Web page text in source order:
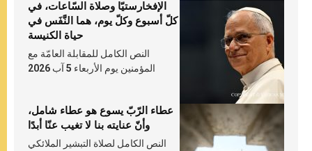
الإفخارستيّا وصلاة السّاعات، في
كلّ أسبوع وكلّ يوم، هما النَّفَس في
حياة الكنيسة
النص الكامل للمقابلة العامّة مع
المؤمنين يوم الأربعاء 5 آب 2026
عطاء الرّبّ يسوع هو عطاء شامل،
وأنّ عنايته بنا لا تغيب عنّا أبدًا
النص الكامل لصلاة التبشير الملائكي